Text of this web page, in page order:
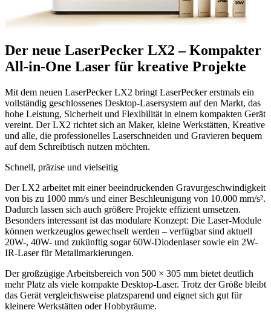
Der neue LaserPecker LX2 – Kompakter
All-in-One Laser für kreative Projekte
Mit dem neuen LaserPecker LX2 bringt LaserPecker erstmals ein
vollständig geschlossenes Desktop-Lasersystem auf den Markt, das
hohe Leistung, Sicherheit und Flexibilität in einem kompakten Gerät
vereint. Der LX2 richtet sich an Maker, kleine Werkstätten, Kreative
und alle, die professionelles Laserschneiden und Gravieren bequem
auf dem Schreibtisch nutzen möchten.
Schnell, präzise und vielseitig
Der LX2 arbeitet mit einer beeindruckenden Gravurgeschwindigkeit
von bis zu 1000 mm/s und einer Beschleunigung von 10.000 mm/s².
Dadurch lassen sich auch größere Projekte effizient umsetzen.
Besonders interessant ist das modulare Konzept: Die Laser-Module
können werkzeuglos gewechselt werden – verfügbar sind aktuell
20W-, 40W- und zukünftig sogar 60W-Diodenlaser sowie ein 2W-
IR-Laser für Metallmarkierungen.
Der großzügige Arbeitsbereich von 500 × 305 mm bietet deutlich
mehr Platz als viele kompakte Desktop-Laser. Trotz der Größe bleibt
das Gerät vergleichsweise platzsparend und eignet sich gut für
kleinere Werkstätten oder Hobbyräume.